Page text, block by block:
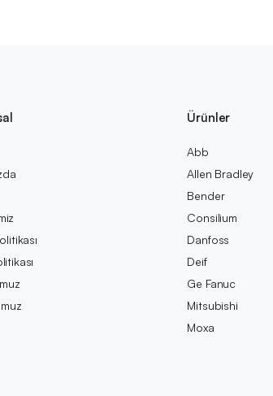
Ürünler
Abb
Allen Bradley
Bender
Consilium
Danfoss
Deif
Ge Fanuc
Mitsubishi
Moxa